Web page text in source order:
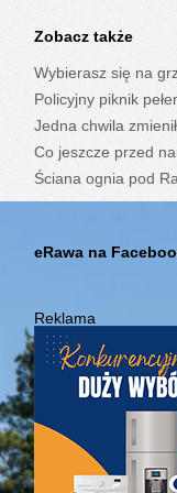
Zobacz także
Wybierasz się na
Policyjny piknik
Jedna chwila
Co jeszcze przed
Ściana ognia pod
eRawa na
Reklama